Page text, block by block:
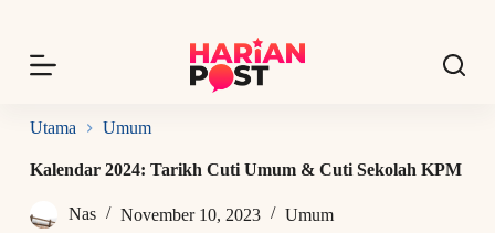
p
o
o
n
Utama Umum
Kalendar 2024: Tarikh Cuti Umum & Cuti Sekolah KPM
Nas November 10, 2023 Umum